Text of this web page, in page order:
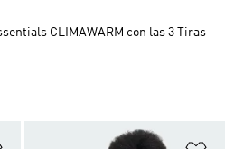
Añadir a la lista de deseos
CLIMAWARM con las 3 Tiras